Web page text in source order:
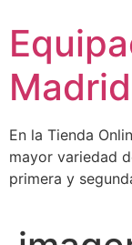
contenido
En la Tienda
mayor variedad
primera y